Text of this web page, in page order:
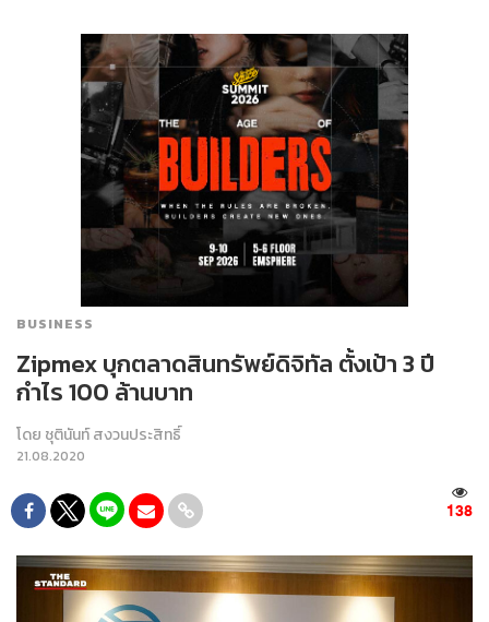
BUSINESS
Zipmex บุกตลาดสินทรัพย์ดิจิทัล ตั้งเป้า 3 ปี
กำไร 100 ล้านบาท
โดย ชุตินันท์ สงวนประสิทธิ์
21.08.2020
138